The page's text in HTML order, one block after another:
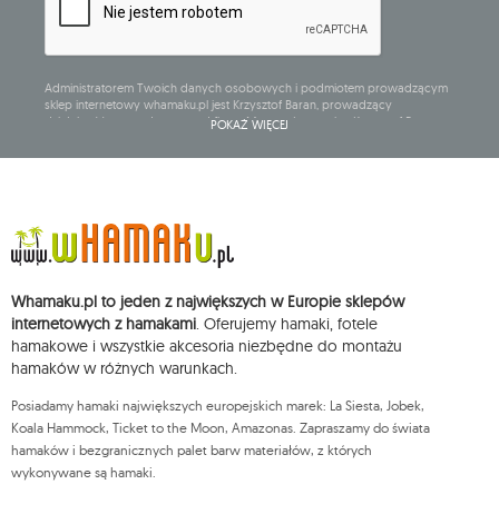
Administratorem Twoich danych osobowych i podmiotem prowadzącym
sklep internetowy whamaku.pl jest Krzysztof Baran, prowadzący
działalność gospodarczą pod firmą: Mouton Interactive Krzysztof Baran
Dane będą przetwarzane w celu wysyłki newslettera i przechowywane do
chwili rezygnacji z subskrypcji.
Przysługuje Ci prawo do żądania dostępu do swoich danych osobowych,
sprzeciwu wobec przetwarzania swoich danych oraz prawo do
wniesienia skargi do organu nadzorczego oraz cofnięcia zgody w
dowolnym momencie bez wpływu na zgodność z prawem przetwarzania,
którego dokonano na podstawie zgody przed jej cofnięciem. W tym celu
możesz kontaktować się z działem obsługi klienta Mouton Interactive pod
Więcej informacji: www.mouton.pl/ODO
POKAŻ WIĘCEJ
Whamaku.pl to jeden z największych w Europie sklepów
internetowych z hamakami. Oferujemy hamaki, fotele
hamakowe i wszystkie akcesoria niezbędne do montażu
hamaków w różnych warunkach.
Posiadamy hamaki największych europejskich marek: La Siesta, Jobek,
Koala Hammock, Ticket to the Moon, Amazonas. Zapraszamy do świata
hamaków i bezgranicznych palet barw materiałów, z których
wykonywane są hamaki.